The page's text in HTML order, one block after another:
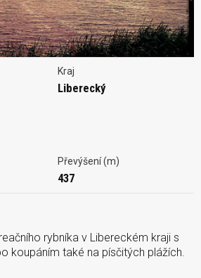
Kraj
Liberecký
Převýšení (m)
437
rybníka v Libereckém kraji s
koupáním také na písčitých plážích.